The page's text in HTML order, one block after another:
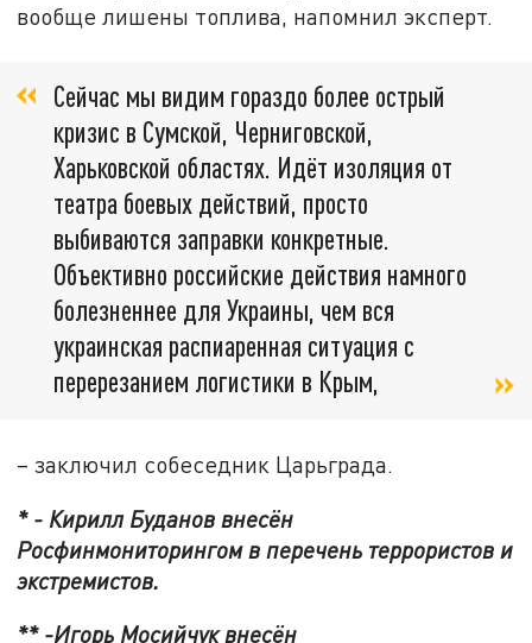
вообще лишены топлива, напомнил эксперт.
Сейчас мы видим гораздо более острый
кризис в Сумской, Черниговской,
Харьковской областях. Идёт изоляция от
театра боевых действий, просто
выбиваются заправки конкретные.
Объективно российские действия намного
болезненнее для Украины, чем вся
украинская распиаренная ситуация с
перерезанием логистики в Крым,
– заключил собеседник Царьграда.
* - Кирилл Буданов внесён
Росфинмониторингом в перечень террористов и
экстремистов.
** -Игорь Мосийчук внесён